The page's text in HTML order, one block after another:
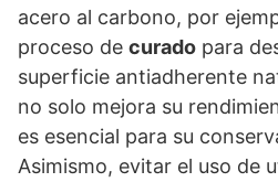
acero al carbono, por
proceso de curado para
superficie antiadherente
no solo mejora su
es esencial para su
Asimismo, evitar el uso de